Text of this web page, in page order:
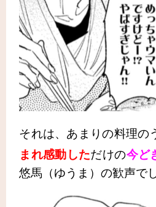
それは、あまりの料理の
まれ感動しただけの今ど
悠馬（ゆうま）の歓声で